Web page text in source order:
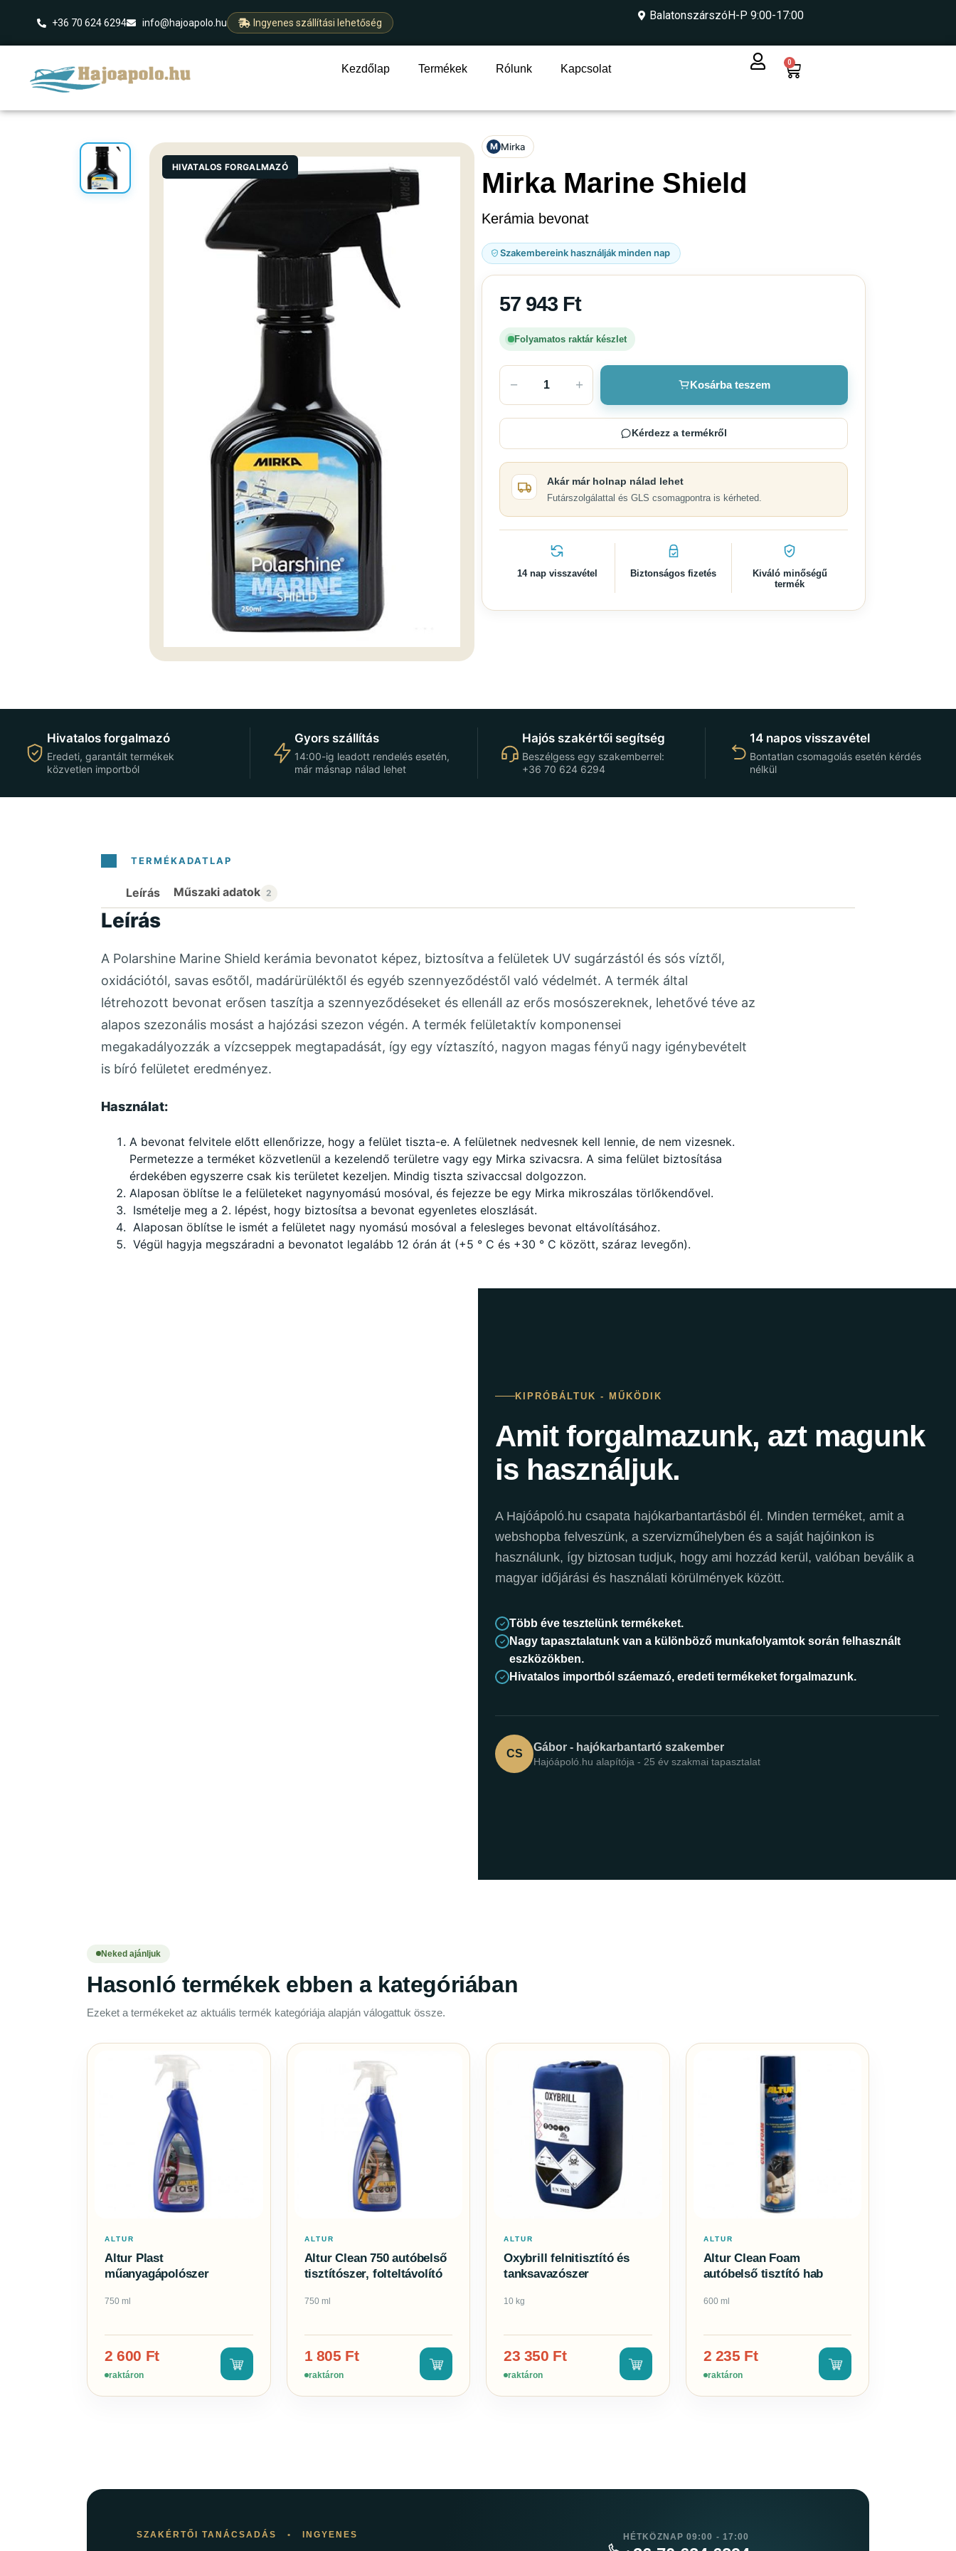
+36 70 624 6294 info@hajoapolo.hu Ingyenes szállítási lehetőség
BalatonszárszóH-P 9:00-17:00
Kezdőlap Termékek Rólunk Kapcsolat
0
HIVATALOS FORGALMAZÓ
M Mirka
Mirka Marine Shield
Kerámia bevonat
Szakembereink használják minden nap
57 943 Ft
Folyamatos raktár készlet
− + Kosárba teszem
Kérdezz a termékről
Akár már holnap nálad lehet
Futárszolgálattal és GLS csomagpontra is kérheted.
14 nap visszavétel Biztonságos fizetés
Kiváló minőségű
termék
Hivatalos forgalmazó
Eredeti, garantált termékek
közvetlen importból
Gyors szállítás
14:00-ig leadott rendelés esetén,
már másnap nálad lehet
Hajós szakértői segítség
Beszélgess egy szakemberrel:
+36 70 624 6294
14 napos visszavétel
Bontatlan csomagolás esetén kérdés
nélkül
Leírás
Leírás
A Polarshine Marine Shield kerámia bevonatot képez, biztosítva a felületek UV sugárzástól és sós víztől,
oxidációtól, savas esőtől, madárürüléktől és egyéb szennyeződéstől való védelmét. A termék által
létrehozott bevonat erősen taszítja a szennyeződéseket és ellenáll az erős mosószereknek, lehetővé téve az
alapos szezonális mosást a hajózási szezon végén. A termék felületaktív komponensei
megakadályozzák a vízcseppek megtapadását, így egy víztaszító, nagyon magas fényű nagy igénybevételt
is bíró felületet eredményez.
Használat:
A bevonat felvitele előtt ellenőrizze, hogy a felület tiszta-e. A felületnek nedvesnek kell lennie, de nem vizesnek.
Permetezze a terméket közvetlenül a kezelendő területre vagy egy Mirka szivacsra. A sima felület biztosítása
érdekében egyszerre csak kis területet kezeljen. Mindig tiszta szivaccsal dolgozzon.
Alaposan öblítse le a felületeket nagynyomású mosóval, és fejezze be egy Mirka mikroszálas törlőkendővel.
Ismételje meg a 2. lépést, hogy biztosítsa a bevonat egyenletes eloszlását.
Alaposan öblítse le ismét a felületet nagy nyomású mosóval a felesleges bevonat eltávolításához.
Végül hagyja megszáradni a bevonatot legalább 12 órán át (+5 ° C és +30 ° C között, száraz levegőn).
KIPRÓBÁLTUK - MŰKÖDIK
Amit forgalmazunk, azt magunk
is használjuk.
A Hajóápoló.hu csapata hajókarbantartásból él. Minden terméket, amit a
webshopba felveszünk, a szervizműhelyben és a saját hajóinkon is
használunk, így biztosan tudjuk, hogy ami hozzád kerül, valóban beválik a
magyar időjárási és használati körülmények között.
Több éve tesztelünk termékeket.
Nagy tapasztalatunk van a különböző munkafolyamtok során felhasznált
eszközökben.
Hivatalos importból száemazó, eredeti termékeket forgalmazunk.
CS
Gábor - hajókarbantartó szakember
Hajóápoló.hu alapítója - 25 év szakmai tapasztalat
Neked ajánljuk
Hasonló termékek ebben a kategóriában
Ezeket a termékeket az aktuális termék kategóriája alapján válogattuk össze.
ALTUR
Altur Plast
műanyagápolószer
750 ml
2 600 Ft
raktáron
ALTUR
Altur Clean 750 autóbelső
tisztítószer, folteltávolító
750 ml
1 805 Ft
raktáron
ALTUR
Oxybrill felnitisztító és
tanksavazószer
10 kg
23 350 Ft
raktáron
ALTUR
Altur Clean Foam
autóbelső tisztító hab
600 ml
2 235 Ft
raktáron
SZAKÉRTŐI TANÁCSADÁS • INGYENES HÉTKÖZNAP 09:00 - 17:00